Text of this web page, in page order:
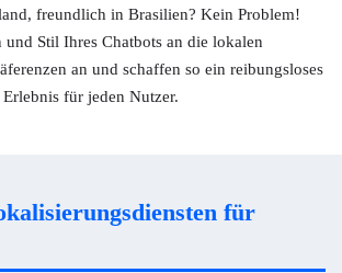
freundlich in Brasilien? Kein Problem!
und Stil Ihres Chatbots an die lokalen
an und schaffen so ein reibungsloses
für jeden Nutzer.
für